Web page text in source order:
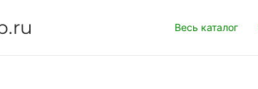
Весь каталог